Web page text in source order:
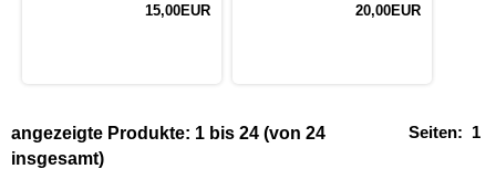
15,00EUR 20,00EUR
Seiten: 1
angezeigte Produkte: 1 bis 24 (von 24
insgesamt)